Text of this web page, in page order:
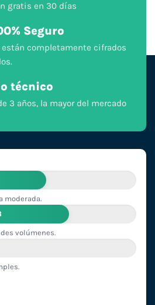
gratis en 30 días
Seguro
están completamente cifrados
técnico
3 años, la mayor del mercado
moderada.
volúmenes.